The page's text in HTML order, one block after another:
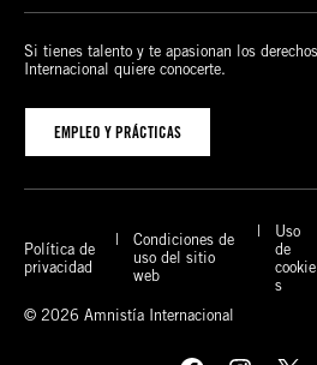
Si tienes talento y te apasionan los
Internacional quiere conocerte.
EMPLEO Y PRÁCTICAS
Política de
privacidad
Condiciones de
uso del sitio
web
Uso
de
cookie
s
© 2026 Amnistía Internacional